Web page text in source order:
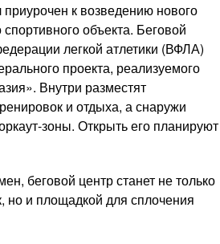
к возведению нового
объекта. Беговой
легкой атлетики (ВФЛА)
проекта, реализуемого
Внутри разместят
и отдыха, а снаружи
зоны. Открыть его планируют
беговой центр станет не только
но и площадкой для сплочения